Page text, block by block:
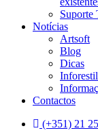
Suporte
Notícias
Artsoft
Blog
Dicas
Contactos
(+351) 21